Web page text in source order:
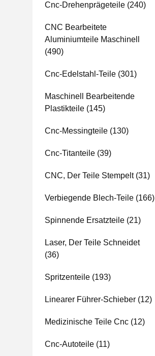
Cnc-Drehenprägeteile (240)
CNC Bearbeitete
Aluminiumteile Maschinell
(490)
Cnc-Edelstahl-Teile (301)
Maschinell Bearbeitende
Plastikteile (145)
Cnc-Messingteile (130)
Cnc-Titanteile (39)
CNC, Der Teile Stempelt(31)
Verbiegende Blech-Teile (166)
Spinnende Ersatzteile (21)
Laser, Der Teile Schneidet
(36)
Spritzenteile (193)
Linearer Führer-Schieber (12)
Medizinische Teile Cnc (12)
Cnc-Autoteile (11)